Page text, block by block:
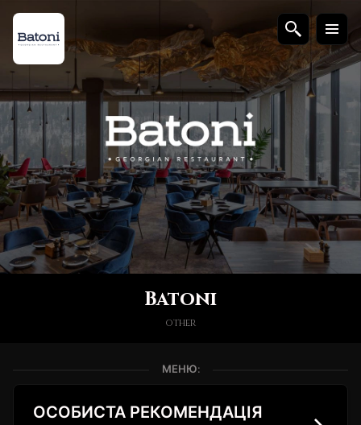
Batoni
other
МЕНЮ:
ОСОБИСТА РЕКОМЕНДАЦІЯ